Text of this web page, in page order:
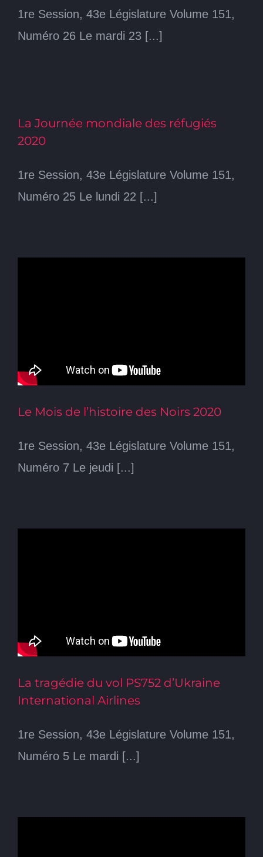
1re Session, 43e Législature Volume 151,
Numéro 26 Le mardi 23 [...]
La Journée mondiale des réfugiés
2020
1re Session, 43e Législature Volume 151,
Numéro 25 Le lundi 22 [...]
Le Mois de l’histoire des Noirs 2020
1re Session, 43e Législature Volume 151,
Numéro 7 Le jeudi [...]
La tragédie du vol PS752 d’Ukraine
International Airlines
1re Session, 43e Législature Volume 151,
Numéro 5 Le mardi [...]